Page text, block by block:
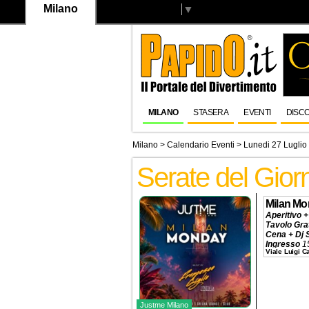
Milano ▼
MILANO STASERA EVENTI
Milano > Calendario Eventi > Lunedi 27 Luglio
Serate del
Justme Milano
Milan
Aperitivo
Tavolo
Cena + Dj
Ingresso
Tavolo
Viale Luigi